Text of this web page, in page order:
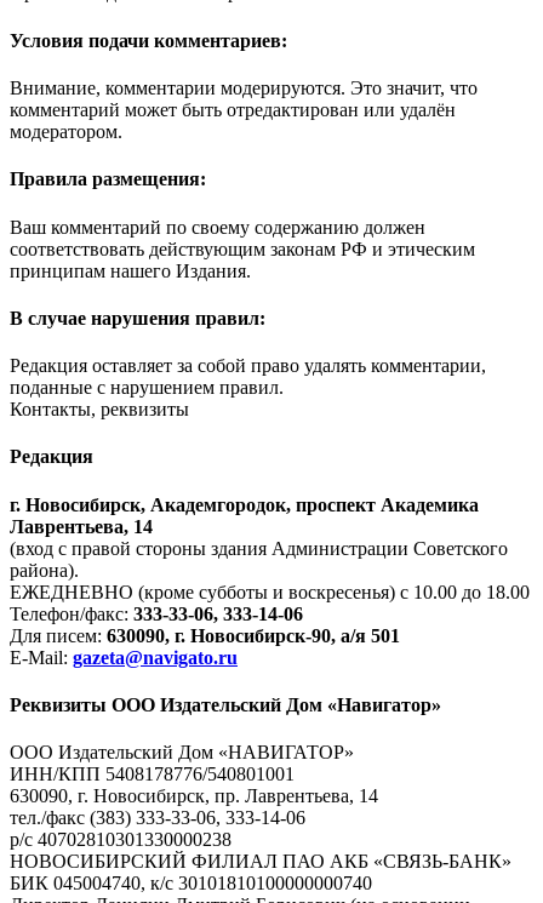
Условия подачи комментариев:
Внимание, комментарии модерируются. Это значит, что
комментарий может быть отредактирован или удалён
модератором.
Правила размещения:
Ваш комментарий по своему содержанию должен
соответствовать действующим законам РФ и этическим
принципам нашего Издания.
В случае нарушения правил:
Редакция оставляет за собой право удалять комментарии,
поданные с нарушением правил.
Контакты, реквизиты
Редакция
г. Новосибирск, Академгородок, проспект Академика
Лаврентьева, 14
(вход с правой стороны здания Администрации Советского
района).
ЕЖЕДНЕВНО (кроме субботы и воскресенья) с 10.00 до 18.00
Телефон/факс: 333-33-06, 333-14-06
Для писем: 630090, г. Новосибирск-90, а/я 501
E-Mail: gazeta@navigato.ru
Реквизиты ООО Издательский Дом «Навигатор»
ООО Издательский Дом «НАВИГАТОР»
ИНН/КПП 5408178776/540801001
630090, г. Новосибирск, пр. Лаврентьева, 14
тел./факс (383) 333-33-06, 333-14-06
р/с 40702810301330000238
НОВОСИБИРСКИЙ ФИЛИАЛ ПАО АКБ «СВЯЗЬ-БАНК»
БИК 045004740, к/с 30101810100000000740